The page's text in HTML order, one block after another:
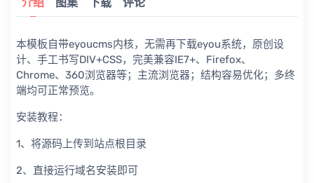
介绍 图集 下载 评论
本模板自带eyoucms内核，无需再下载eyou系统，原创设
计、手工书写DIV+CSS，完美兼容IE7+、Firefox、
Chrome、360浏览器等；主流浏览器；结构容易优化；多终
端均可正常预览。
安装教程：
1、将源码上传到站点根目录
2、直接运行域名安装即可